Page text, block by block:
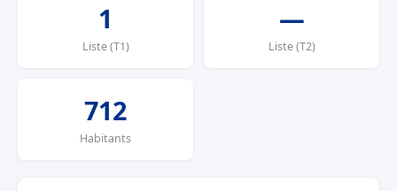
1
Liste (T1)
—
Liste (T2)
712
Habitants